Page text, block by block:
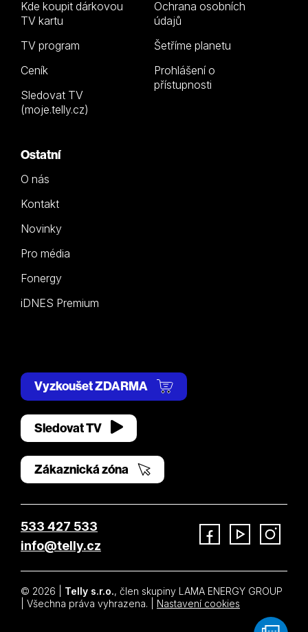
Kde koupit dárkovou
TV kartu
TV program
Ceník
Sledovat TV
(moje.telly.cz)
Ochrana osobních
údajů
Šetříme planetu
Prohlášení o
přístupnosti
Ostatní
O nás
Kontakt
Novinky
Pro média
Fonergy
iDNES Premium
Vyzkoušet ZDARMA
Sledovat TV
Zákaznická zóna
533 427 533
info@telly.cz
© 2026 | Telly s.r.o., člen skupiny LAMA ENERGY GROUP
| Všechna práva vyhrazena. |
Nastavení cookies